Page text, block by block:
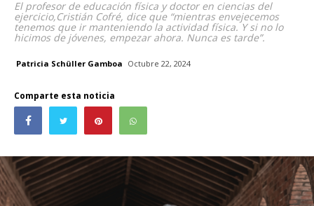
El profesor de educación física y doctor en ciencias del
ejercicio,Cristián Cofré, dice que “mientras envejecemos
tenemos que ir manteniendo la actividad física. Y si no lo
hicimos de jóvenes, empezar ahora. Nunca es tarde”.
Patricia Schüller Gamboa Octubre 22, 2024
Comparte esta noticia